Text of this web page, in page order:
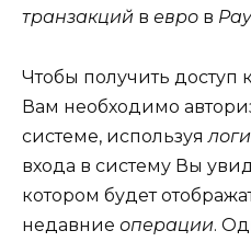
транзакций в евро в
Чтобы получить доступ к
Вам необходимо
системе, используя
входа в систему Вы
котором будет
недавние операции.